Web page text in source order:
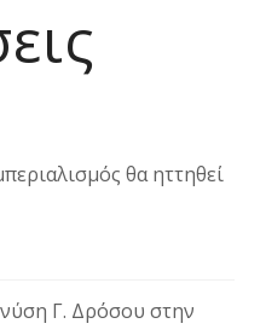
θα ηττηθεί
Γ. Δρόσου στην